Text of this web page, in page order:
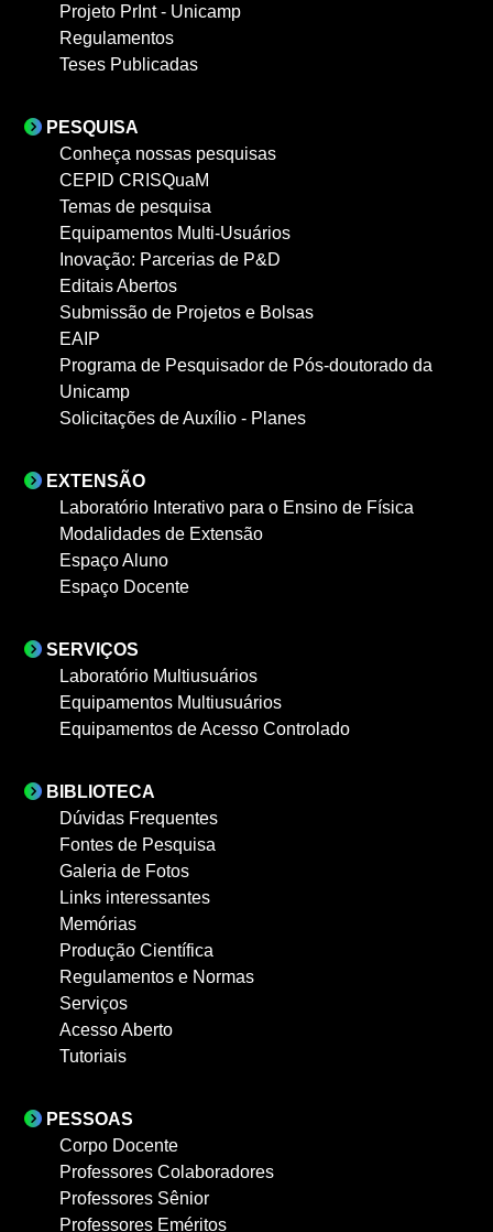
Projeto PrInt - Unicamp
Regulamentos
Teses Publicadas
PESQUISA
Conheça nossas pesquisas
CEPID CRISQuaM
Temas de pesquisa
Equipamentos Multi-Usuários
Inovação: Parcerias de P&D
Editais Abertos
Submissão de Projetos e Bolsas
EAIP
Programa de Pesquisador de Pós-doutorado da
Unicamp
Solicitações de Auxílio - Planes
EXTENSÃO
Laboratório Interativo para o Ensino de Física
Modalidades de Extensão
Espaço Aluno
Espaço Docente
SERVIÇOS
Laboratório Multiusuários
Equipamentos Multiusuários
Equipamentos de Acesso Controlado
BIBLIOTECA
Dúvidas Frequentes
Fontes de Pesquisa
Galeria de Fotos
Links interessantes
Memórias
Produção Científica
Regulamentos e Normas
Serviços
Acesso Aberto
Tutoriais
PESSOAS
Corpo Docente
Professores Colaboradores
Professores Sênior
Professores Eméritos